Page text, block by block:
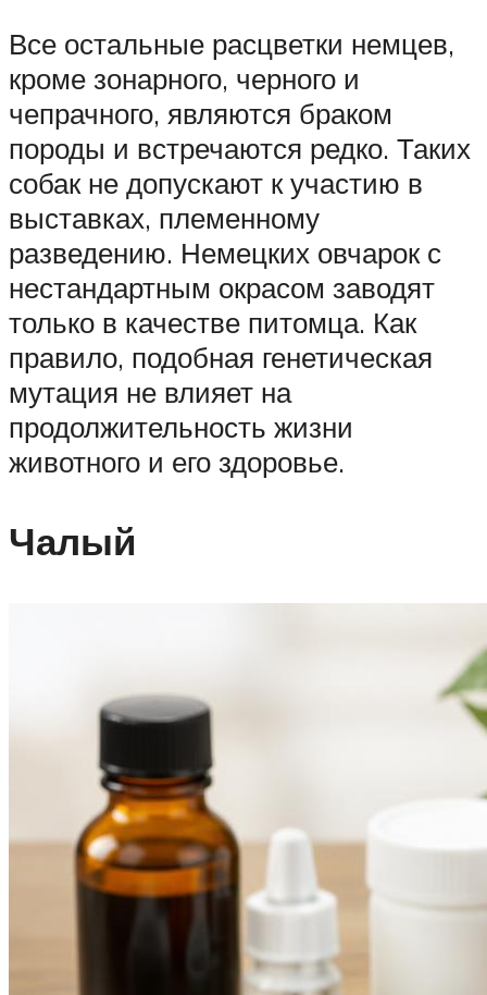
Все остальные расцветки немцев,
кроме зонарного, черного и
чепрачного, являются браком
породы и встречаются редко. Таких
собак не допускают к участию в
выставках, племенному
разведению. Немецких овчарок с
нестандартным окрасом заводят
только в качестве питомца. Как
правило, подобная генетическая
мутация не влияет на
продолжительность жизни
животного и его здоровье.
Чалый